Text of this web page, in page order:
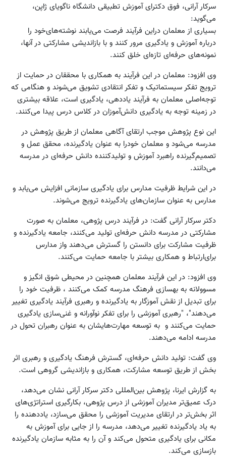
سرکار آرانی، فوق دکترای آموزش تطبیقی دانشگاه ناگویای ژاپن،
می‌گوید:
بسیاری از معلمان دراین فرآیند فرصت می‌یابند نوشته‌های‌خود را
درباره آموزش و یادگیری مرور کنند و با بازاندیشی مشارکتی در آنها،
نمونه‌های حرفه‌ای تازه‌ای خلق کنند.
وی افزود: معلمان در این فرآیند به همکاری با محققان در حمایت از
ترویج تفکر سیستماتیک و تفکر انتقادی تشویق می‌شوند و هنگامی که
توجه‌اصلی معلمان به فرآیند یاددهی، یادگیری است، علاقه بیشتری
در زمینه توجه به یادگیری دانش‌آموزان در کلاس درس پیدا می‌کنند.
این نوع پژوهش موجب ارتقای آگاهی معلمان از طریق پژوهش در
مدرسه می‌شود و معلمان خودرا به عنوان یادگیرنده، محقق عمل و
تصمیم‌گیرنده راهبرد آموزش و تولیدکننده دانش حرفه‌ای در مدرسه
می‌دانند.
در این شرایط ظرفیت مدارس برای یادگیری سازمانی افزایش می‌یابد و
مدارس به عنوان سازمان‌های یادگیرنده ترویج می‌شوند.
دکتر سرکار آرانی گفت: در فرآیند درس پژوهی، معلمان به صورت
مشارکتی در مدرسه دانش حرفه‌ای تولید می‌کنند، جامعه یادگیرنده و
ظرفیت مشارکت برای دانستن را گسترش می‌دهند واز مدارس
برای‌ارتباط و همکاری بیشتر با جامعه حمایت می‌کنند.
وی افزود: در این فرآیند معلمان همچنین در محیطی شوق انگیز و
مسوولانه به بهسازی فرهنگ مدرسه کمک می‌کنند ، ظرفیت خود را
برای تبدیل از نقش آموزگار به یادگیرنده و رهبری فرآیند یادگیری تغییر
می‌دهند"، "رهبری آموزشی را برای تفکر نوآورانه و غنی‌سازی یادگیری
حمایت می‌کنند و به توسعه مهارت‌هایشان به عنوان رهبران تحول در
مدرسه ادامه می‌دهند.
وی گفت: تولید دانش حرفه‌ای، گسترش فرهنگ یادگیری و رهبری اثر
بخش از طریق توسعه مشارکت، همکاری و بازاندیشی گروهی است.
به گزارش ایرنا، پژوهش بین‌المللی دکتر سرکار آرانی نشان می‌دهد،
درک عمیق‌تر مدیران آموزشی از درس پژوهی، بکارگیری استراتژی‌های
اثر بخش‌تر در ارتقای مدیریت آموزشی را محقق می‌سازد، یاددهنده را
به یاد یادگیرنده تغییر می‌دهد، مدرسه را از جایی برای آموزش به
مکانی برای یادگیری متحول می‌کند و آن را به مثابه سازمان یادگیرنده
بازسازی می‌کند.